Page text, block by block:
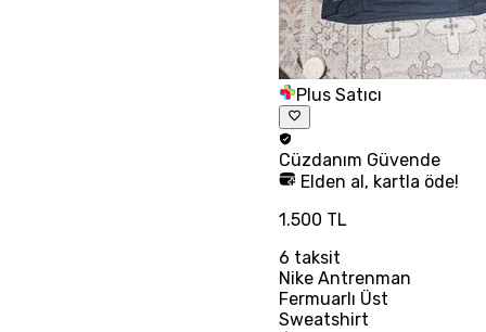
Plus Satıcı
Cüzdanım Güvende
Elden al, kartla öde!
1.500 TL
6 taksit
Nike Antrenman
Fermuarlı Üst
Sweatshirt